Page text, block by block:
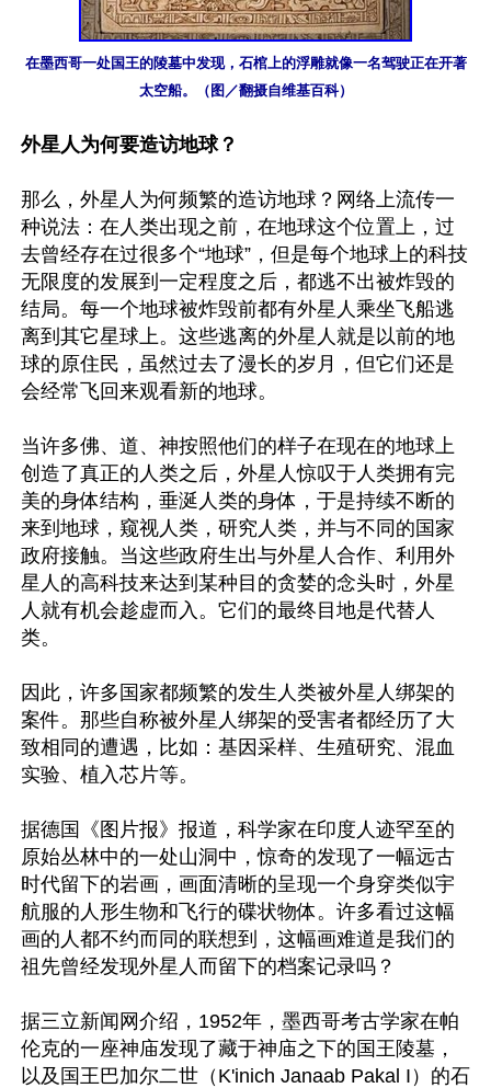
在墨西哥一处国王的陵墓中发现，石棺上的浮雕就像一名驾驶正在开著
太空船。（图／翻摄自维基百科）
外星人为何要造访地球？
那么，外星人为何频繁的造访地球？网络上流传一
种说法：在人类出现之前，在地球这个位置上，过
去曾经存在过很多个“地球”，但是每个地球上的科技
无限度的发展到一定程度之后，都逃不出被炸毁的
结局。每一个地球被炸毁前都有外星人乘坐飞船逃
离到其它星球上。这些逃离的外星人就是以前的地
球的原住民，虽然过去了漫长的岁月，但它们还是
会经常飞回来观看新的地球。
当许多佛、道、神按照他们的样子在现在的地球上
创造了真正的人类之后，外星人惊叹于人类拥有完
美的身体结构，垂涎人类的身体，于是持续不断的
来到地球，窥视人类，研究人类，并与不同的国家
政府接触。当这些政府生出与外星人合作、利用外
星人的高科技来达到某种目的贪婪的念头时，外星
人就有机会趁虚而入。它们的最终目地是代替人
类。
因此，许多国家都频繁的发生人类被外星人绑架的
案件。那些自称被外星人绑架的受害者都经历了大
致相同的遭遇，比如：基因采样、生殖研究、混血
实验、植入芯片等。
据德国《图片报》报道，科学家在印度人迹罕至的
原始丛林中的一处山洞中，惊奇的发现了一幅远古
时代留下的岩画，画面清晰的呈现一个身穿类似宇
航服的人形生物和飞行的碟状物体。许多看过这幅
画的人都不约而同的联想到，这幅画难道是我们的
祖先曾经发现外星人而留下的档案记录吗？
据三立新闻网介绍，1952年，墨西哥考古学家在帕
伦克的一座神庙发现了藏于神庙之下的国王陵墓，
以及国王巴加尔二世（K'inich Janaab Pakal I）的石